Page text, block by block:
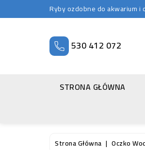
Ryby ozdobne do akwarium i
530 412 072
STRONA GŁÓWNA
Strona Główna Oczko